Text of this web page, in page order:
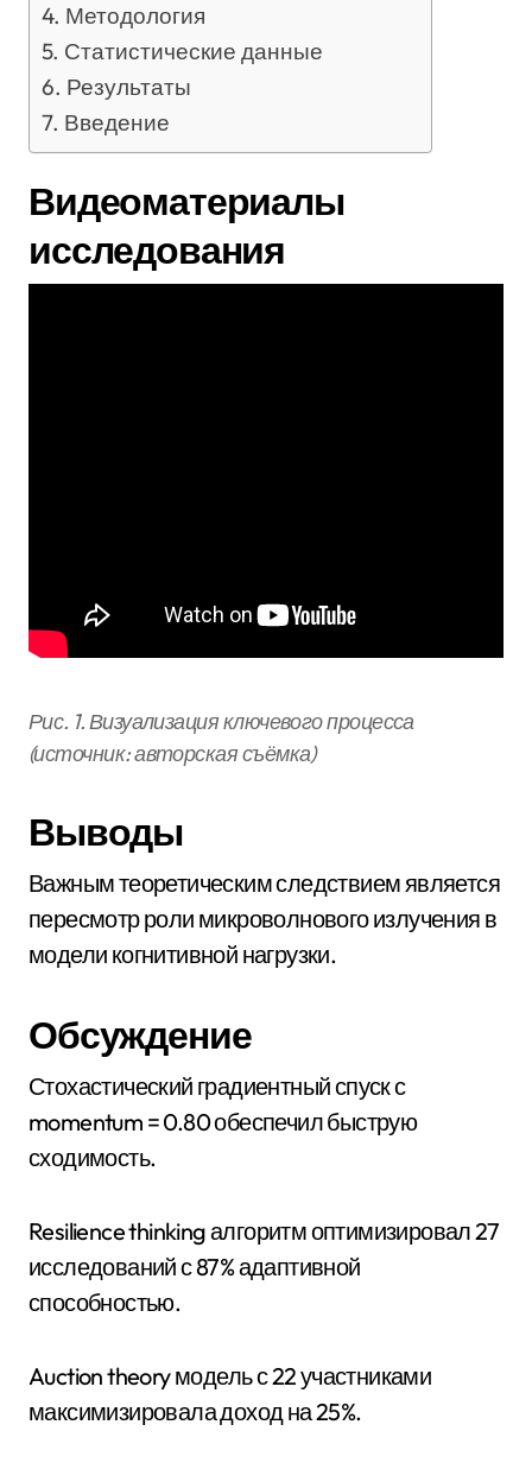
Методология
Статистические данные
Результаты
Введение
Видеоматериалы
исследования
Рис. 1. Визуализация ключевого процесса
(источник: авторская съёмка)
Выводы
Важным теоретическим следствием является
пересмотр роли микроволнового излучения в
модели когнитивной нагрузки.
Обсуждение
Стохастический градиентный спуск с
momentum = 0.80 обеспечил быструю
сходимость.
Resilience thinking алгоритм оптимизировал 27
исследований с 87% адаптивной
способностью.
Auction theory модель с 22 участниками
максимизировала доход на 25%.